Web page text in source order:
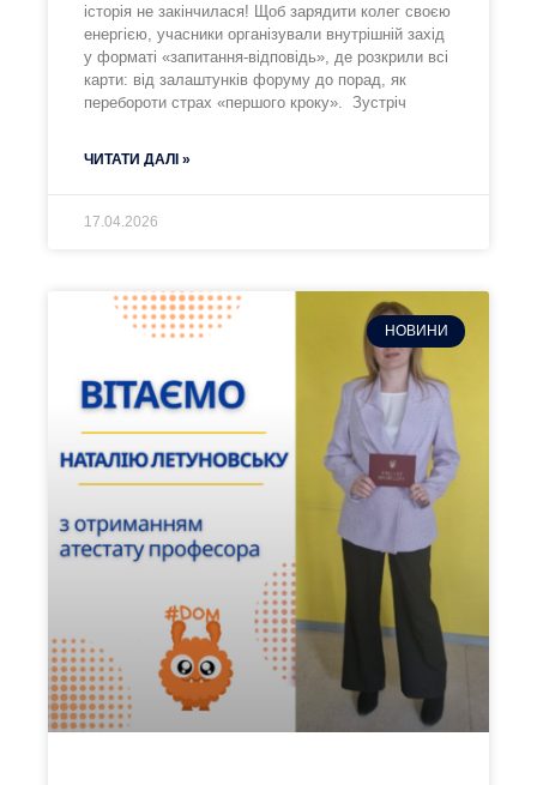
історія не закінчилася! Щоб зарядити колег своєю
енергією, учасники організували внутрішній захід
у форматі «запитання-відповідь», де розкрили всі
карти: від залаштунків форуму до порад, як
перебороти страх «першого кроку». Зустріч
ЧИТАТИ ДАЛІ »
17.04.2026
НОВИНИ